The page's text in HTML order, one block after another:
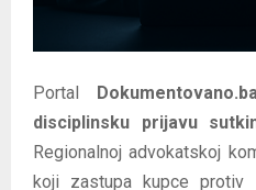
Portal Dokumentovano.ba
disciplinsku prijavu
Regionalnoj advokatskoj
koji zastupa kupce